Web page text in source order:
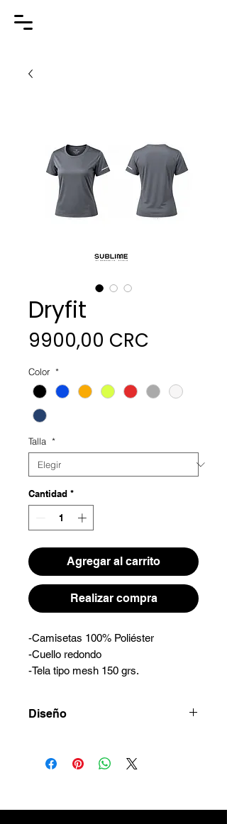
Dryfit
9900,00 CRC
Color *
Talla *
Cantidad *
Agregar al carrito
Realizar compra
-Camisetas 100% Poliéster
-Cuello redondo
-Tela tipo mesh 150 grs.
Diseño
7288-6907